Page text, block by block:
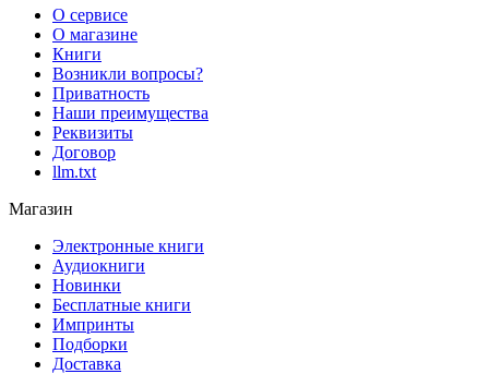
О сервисе
О магазине
Книги
Возникли вопросы?
Приватность
Наши преимущества
Реквизиты
Договор
llm.txt
Магазин
Электронные книги
Аудиокниги
Новинки
Бесплатные книги
Импринты
Подборки
Доставка